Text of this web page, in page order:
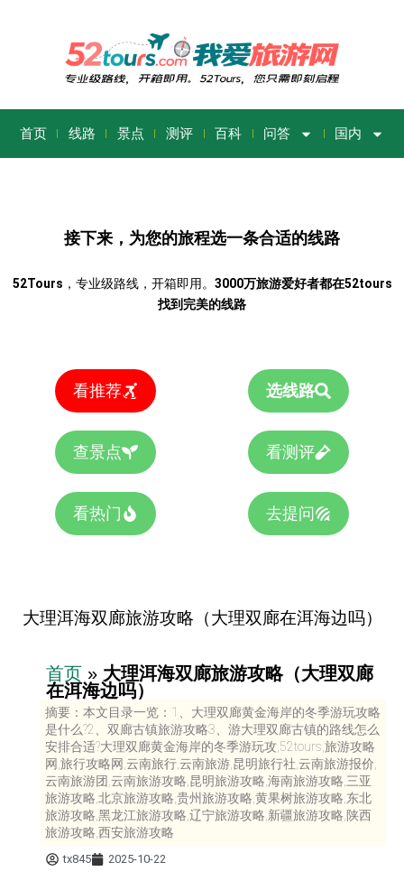
首页 线路 景点 测评 百科 问答 国内
接下来，为您的旅程选一条合适的线路
52Tours ，专业级路线，开箱即用。 3000万旅游爱好者都在52tours
找到完美的线路
看推荐 选线路
查景点 看测评
看热门 去提问
大理洱海双廊旅游攻略（大理双廊在洱海边吗）
首页 » 大理洱海双廊旅游攻略（大理双廊
在洱海边吗）
摘要：本文目录一览：1、大理双廊黄金海岸的冬季游玩攻略
是什么?2、双廊古镇旅游攻略3、游大理双廊古镇的路线怎么
安排合适?大理双廊黄金海岸的冬季游玩攻,52tours,旅游攻略
网,旅行攻略网,云南旅行,云南旅游,昆明旅行社,云南旅游报价,
云南旅游团,云南旅游攻略,昆明旅游攻略,海南旅游攻略,三亚
旅游攻略,北京旅游攻略,贵州旅游攻略,黄果树旅游攻略,东北
旅游攻略,黑龙江旅游攻略,辽宁旅游攻略,新疆旅游攻略,陕西
旅游攻略,西安旅游攻略
tx845 2025-10-22